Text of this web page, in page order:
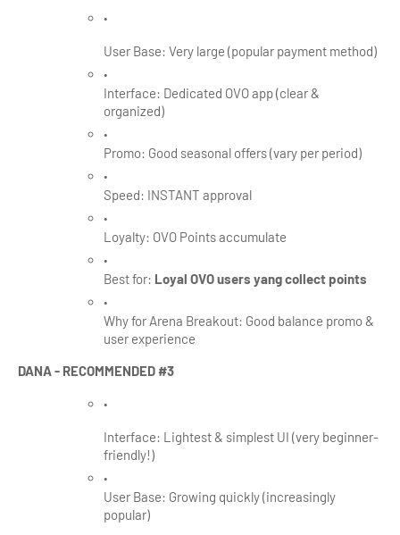
User Base: Very large (popular payment method)
Interface: Dedicated OVO app (clear &
organized)
Promo: Good seasonal offers (vary per period)
Speed: INSTANT approval
Loyalty: OVO Points accumulate
Best for: Loyal OVO users yang collect points
Why for Arena Breakout: Good balance promo &
user experience
DANA - RECOMMENDED #3
Interface: Lightest & simplest UI (very beginner-
friendly!)
User Base: Growing quickly (increasingly
popular)